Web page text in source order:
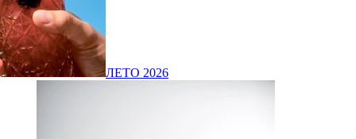
ЛЕТО 2026